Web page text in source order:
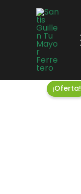
¡Oferta!